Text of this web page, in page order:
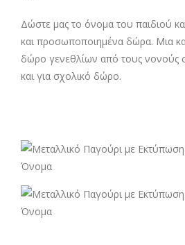
Δώστε μας το όνομα του παιδιού
και προσωποποιημένα δώρα. Μια
δώρο γενεθλίων από τους νονούς
και για σχολικό δώρο.